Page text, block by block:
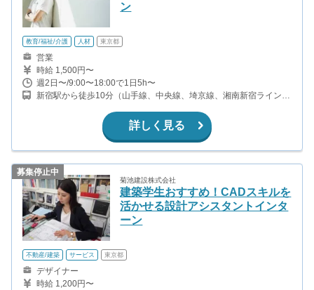
ン
教育/福祉/介護 人材 東京都
営業
時給 1,500円〜
週2日〜/9:00〜18:00で1日5h〜
新宿駅から徒歩10分（山手線、中央線、埼京線、湘南新宿ライン、
詳しく見る
募集停止中
菊池建設株式会社
建築学生おすすめ！CADスキルを
活かせる設計アシスタントインタ
ーン
不動産/建築 サービス 東京都
デザイナー
時給 1,200円〜